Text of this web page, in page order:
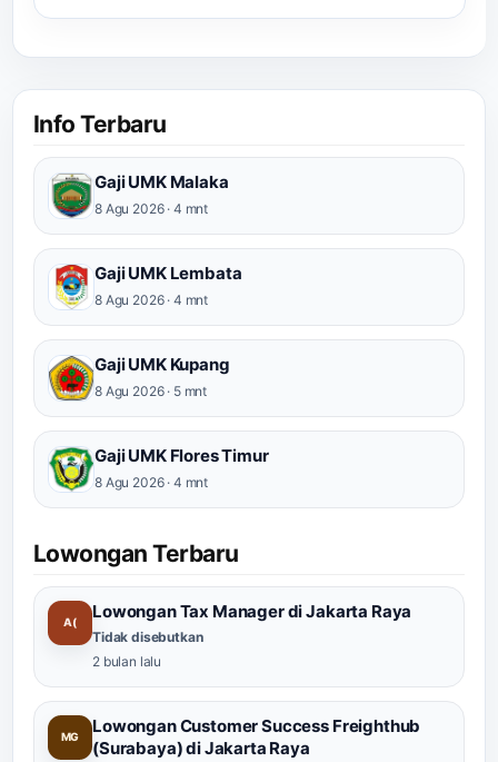
Info Terbaru
Gaji UMK Malaka
8 Agu 2026 · 4 mnt
Gaji UMK Lembata
8 Agu 2026 · 4 mnt
Gaji UMK Kupang
8 Agu 2026 · 5 mnt
Gaji UMK Flores Timur
8 Agu 2026 · 4 mnt
Lowongan Terbaru
A(
Lowongan Tax Manager di Jakarta Raya
Tidak disebutkan
2 bulan lalu
MG
Lowongan Customer Success Freighthub
(Surabaya) di Jakarta Raya